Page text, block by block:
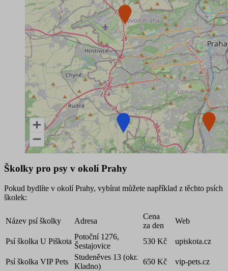
Školky pro psy v okolí Prahy
Pokud bydlíte v okolí Prahy, vybírat můžete například z těchto psích
školek:
Název psí školky Adresa
Cena
za den
Web
Psí školka U Piškota
Potoční 1276,
Šestajovice
530 Kč upiskota.cz
Psí školka VIP Pets
Studeněves 13 (okr.
Kladno)
650 Kč
vip-pets.cz